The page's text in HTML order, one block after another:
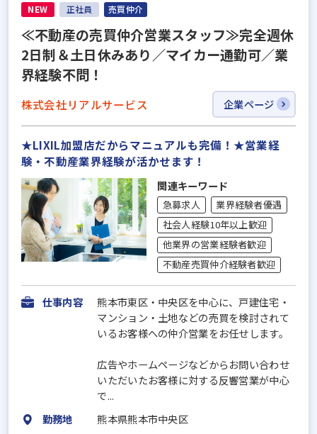
NEW 正社員 売買仲介
≪不動産の売買仲介営業スタッフ≫完全週休
2日制＆土日休みあり／マイカー通勤可／業
界経験不問！
株式会社リアルサービス 企業ページ
★LIXIL加盟店だからマニュアルも完備！★営業経
験・不動産業界経験が活かせます！
関連キーワード
急募求人
業界経験者優遇
社会人経験10年以上歓迎
他業界の営業経験者歓迎
不動産売買仲介経験者歓迎
仕事内容
熊本市東区・中央区を中心に、戸建住宅・
マンション・土地などの売買を検討されて
いるお客様への仲介営業をお任せします。
広告やホームページなどからお問い合わせ
いただいたお客様に対する反響営業が中心
で...
勤務地
熊本県熊本市中央区